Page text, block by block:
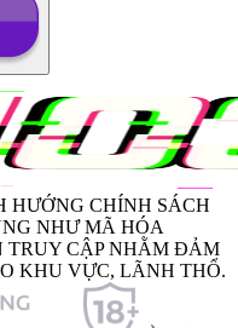
HƯỚNG CHÍNH SÁCH
NHƯ MÃ HÓA
TRUY CẬP NHẰM ĐẢM
KHU VỰC, LÃNH THỔ.